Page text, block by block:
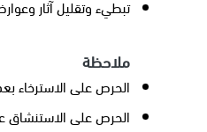
تبطيء وتقليل آثار
ملاحظة
الحرص على الاسترخاء
الحرص على الاستنشاق